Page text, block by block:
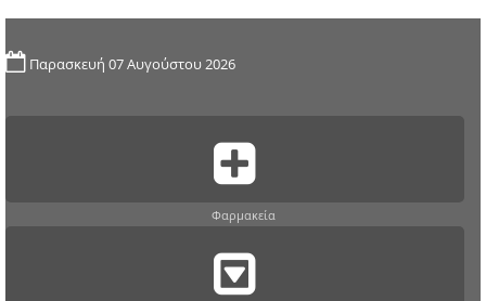
Παρασκευή 07 Αυγούστου 2026
Φαρμακεία